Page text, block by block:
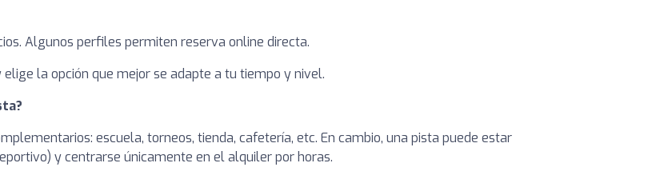
Algunos perfiles permiten reserva online directa.
la opción que mejor se adapte a tu tiempo y nivel.
escuela, torneos, tienda, cafetería, etc. En cambio, una pista puede estar
y centrarse únicamente en el alquiler por horas.